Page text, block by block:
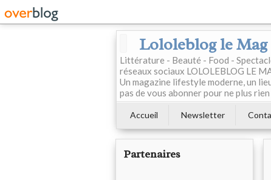
Lololeblog le Mag
Littérature - Beauté - Food -
réseaux sociaux LOLOLEBLOG LE
Un magazine lifestyle moderne, un
pas de vous abonner pour ne plus
Accueil Newsletter
Partenaires